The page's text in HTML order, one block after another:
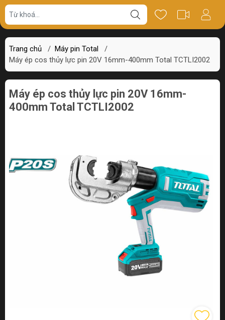
Trang chủ / Máy pin Total
/
Máy ép cos thủy lực pin 20V 16mm-400mm Total TCTLI2002
Giá bán Thông số Review
Máy ép cos thủy lực pin 20V 16mm-
400mm Total TCTLI2002